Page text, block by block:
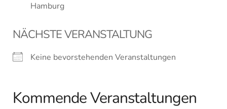
Hamburg
NÄCHSTE VERANSTALTUNG
Keine bevorstehenden Veranstaltungen
Kommende Veranstaltungen